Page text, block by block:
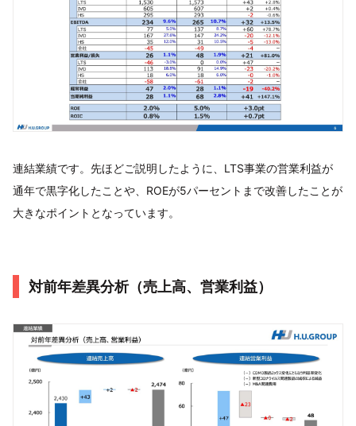
連結業績です。先ほどご説明したように、LTS事業の営業利益が
通年で黒字化したことや、ROEが5パーセントまで改善したことが
大きなポイントとなっています。
対前年差異分析（売上高、営業利益）